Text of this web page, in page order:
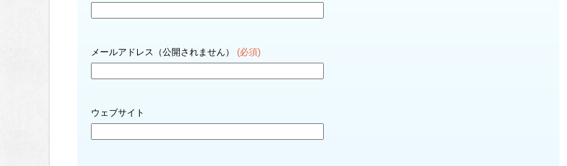
メールアドレス（公開されません） (必須)
ウェブサイト